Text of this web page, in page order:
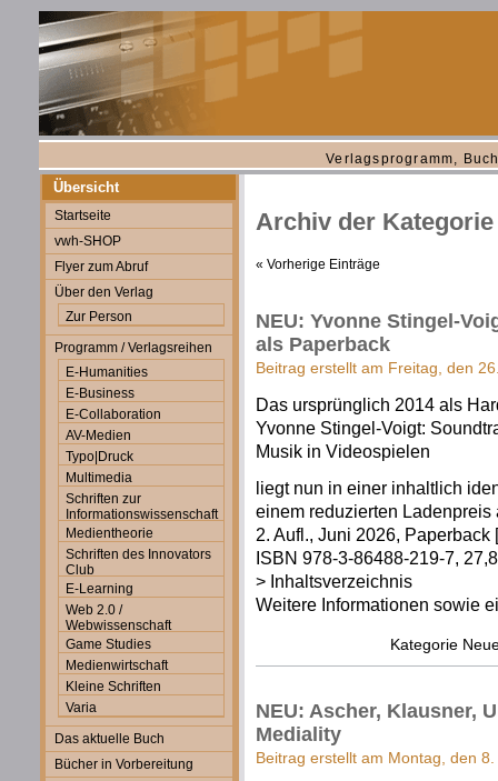
Verlagsprogramm,
Übersicht
Startseite
vwh-SHOP
Flyer zum Abruf
Über den Verlag
Zur Person
Programm / Verlagsreihen
E-Humanities
E-Business
E-Collaboration
AV-Medien
Typo|Druck
Multimedia
Schriften zur
Informationswissenschaft
Medientheorie
Schriften des Innovators
Club
E-Learning
Web 2.0 /
Webwissenschaft
Game Studies
Medienwirtschaft
Kleine Schriften
Varia
Das aktuelle Buch
Bücher in Vorbereitung
Archiv der
« Vorherige Einträge
NEU: Yvonne Stingel-
als Paperback
Beitrag erstellt am Freitag, den
Das ursprünglich 2014 als
Yvonne Stingel-Voigt:
Musik in Videospielen
liegt nun in einer inhaltlich
einem reduzierten Ladenpreis
2. Aufl., Juni 2026,
ISBN 978-3-86488-219-7,
> Inhaltsverzeichnis
Weitere Informationen sowie
Kategorie
NEU: Ascher, Klausner,
Mediality
Beitrag erstellt am Montag, den